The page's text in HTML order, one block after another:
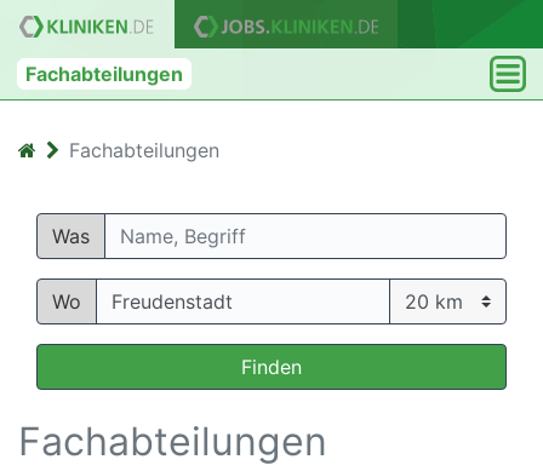
Fachabteilungen
Fachabteilungen
Was
Wo
Finden
Fachabteilungen